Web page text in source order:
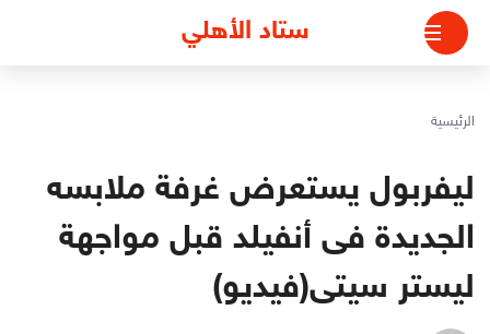
التجاوز
المحتوى
ستاد الأهلي
الرئيسية
ليفربول يستعرض غرفة ملابسه
الجديدة فى أنفيلد قبل مواجهة
ليستر سيتى(فيديو)